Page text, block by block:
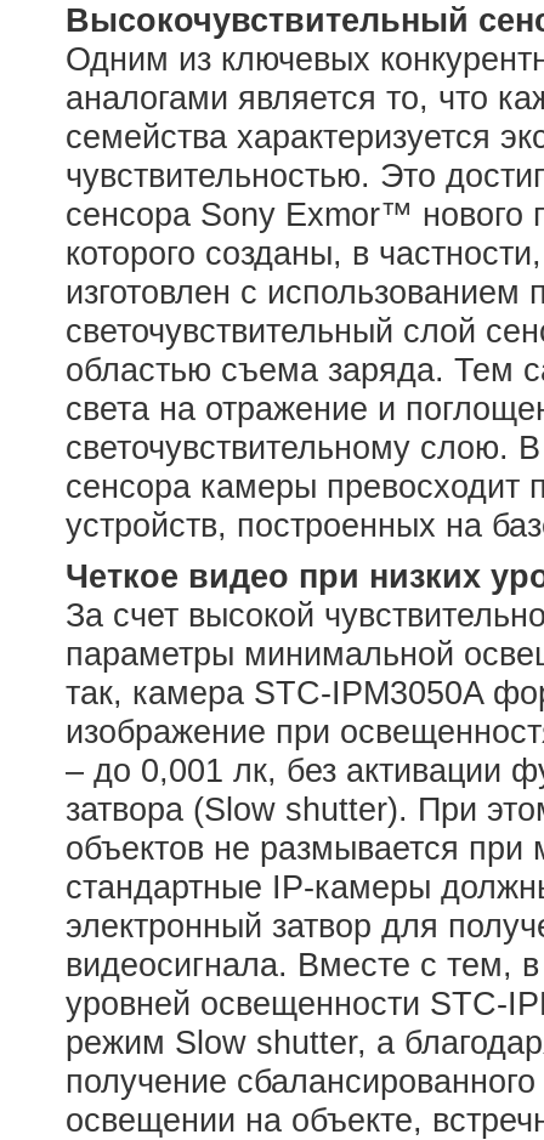
Высокочувствительный
Одним из ключевых
аналогами является то, что
семейства характеризуется
чувствительностью. Это
сенсора Sony Exmor™ нового
которого созданы, в
изготовлен с использованием
светочувствительный слой
областью съема заряда. Тем
света на отражение и
светочувствительному слою.
сенсора камеры превосходит
устройств, построенных на
Четкое видео при низких
За счет высокой
параметры минимальной
так, камера STC-IPM3050A
изображение при
– до 0,001 лк, без активации
затвора (Slow shutter). При
объектов не размывается
стандартные IP-камеры
электронный затвор для
видеосигнала. Вместе с тем,
уровней освещенности STC-
режим Slow shutter, а
получение
освещении на объекте,